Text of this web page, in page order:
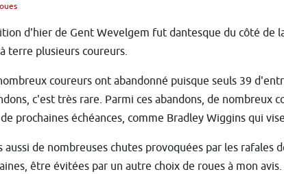
d'hier de Gent Wevelgem fut dantesque du côté de
terre plusieurs coureurs.
coureurs ont abandonné puisque seuls 39
c'est très rare. Parmi ces abandons, de
prochaines échéances, comme Bradley Wiggins qui
aussi de nombreuses chutes provoquées par les rafales
être évitées par un autre choix de roues à mon avis.